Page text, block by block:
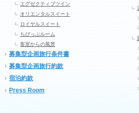
エグゼクティブツイン
オリエンタルスイート
ロイヤルスイート
ちびっぷルーム
客室からの風景
募集型企画旅行条件書
募集型企画旅行約款
宿泊約款
Press Room